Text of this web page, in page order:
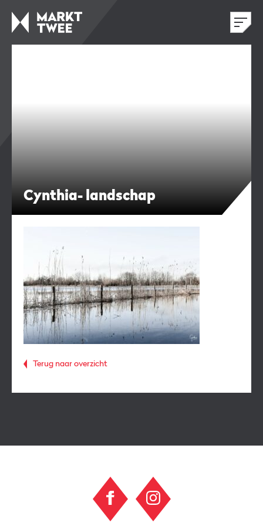
Cynthia- landschap
Terug naar overzicht